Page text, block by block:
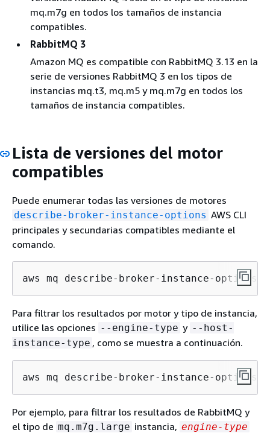
mq.m7g en todos los tamaños de instancia
compatibles.
RabbitMQ 3
Amazon MQ es compatible con RabbitMQ 3.13 en la
serie de versiones RabbitMQ 3 en los tipos de
instancias mq.t3, mq.m5 y mq.m7g en todos los
tamaños de instancia compatibles.
Lista de versiones del motor
compatibles
Puede enumerar todas las versiones de motores
describe-broker-instance-options AWS CLI
principales y secundarias compatibles mediante el
comando.
aws mq describe-broker-instance-options
Para filtrar los resultados por motor y tipo de instancia,
utilice las opciones --engine-type y --host-
instance-type , como se muestra a continuación.
aws mq describe-broker-instance-options
Por ejemplo, para filtrar los resultados de RabbitMQ y
el tipo de mq.m7g.large instancia, engine-type